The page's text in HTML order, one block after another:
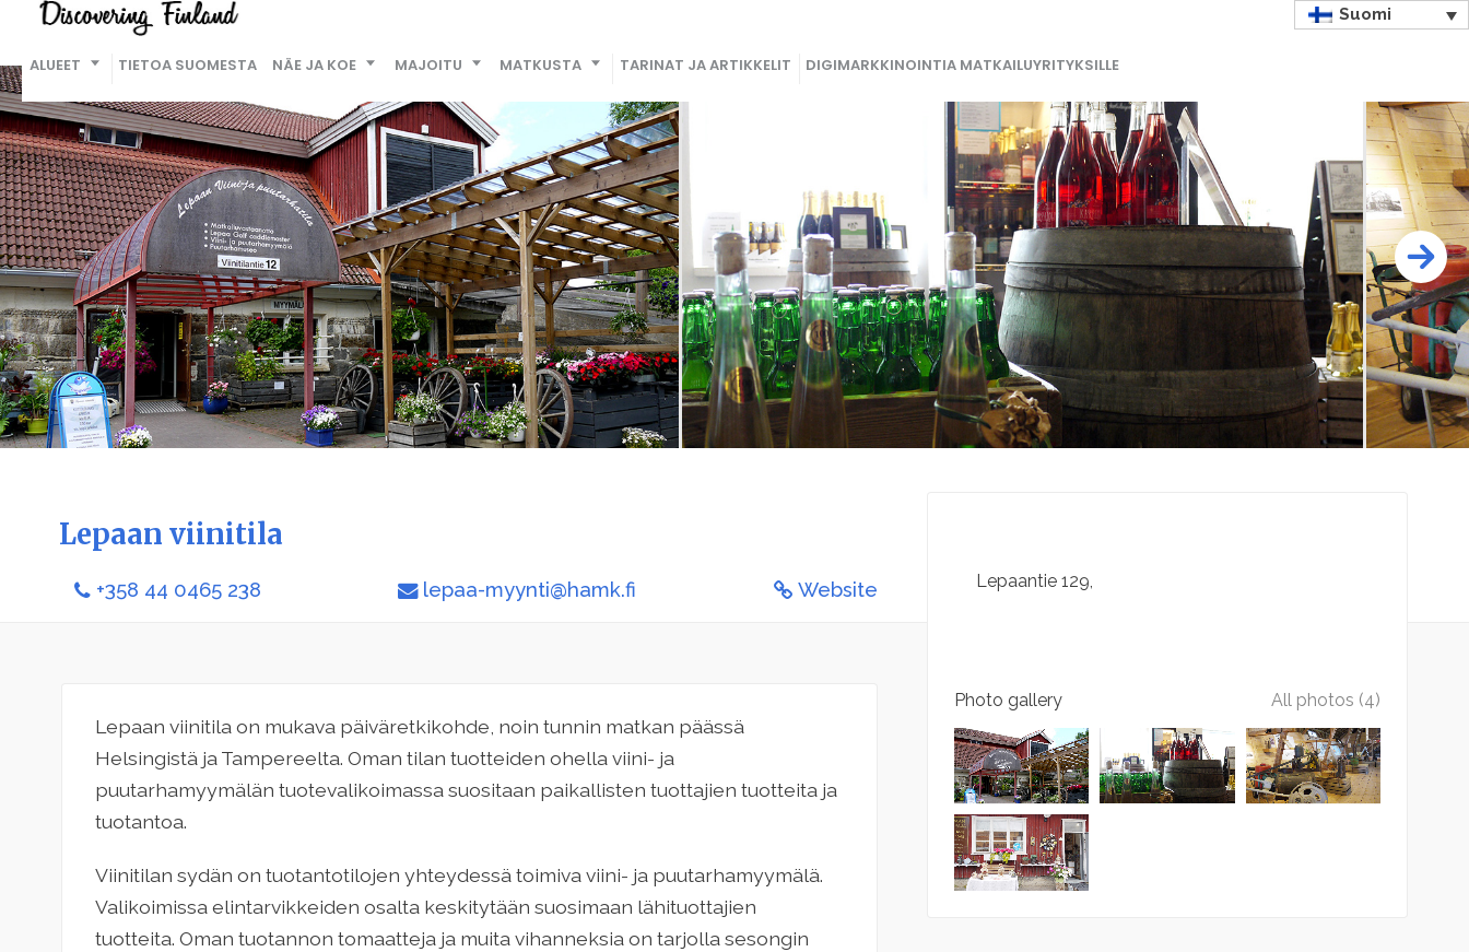
ALUEET TIETOA SUOMESTA NÄE JA KOE MAJOITU MATKUSTA TARINAT JA ARTIKKELIT DIGIMARKKINOINTIA MATKAILUYRITYKSILLE
Suomi
Lepaan viinitila
+358 44 0465 238 lepaa-myynti@hamk.fi Website
Lepaan viinitila on mukava päiväretkikohde, noin tunnin matkan päässä
Helsingistä ja Tampereelta. Oman tilan tuotteiden ohella viini- ja
puutarhamyymälän tuotevalikoimassa suositaan paikallisten tuottajien tuotteita ja
tuotantoa.
Viinitilan sydän on tuotantotilojen yhteydessä toimiva viini- ja puutarhamyymälä.
Valikoimissa elintarvikkeiden osalta keskitytään suosimaan lähituottajien
tuotteita. Oman tuotannon tomaatteja ja muita vihanneksia on tarjolla sesongin
Lepaantie 129
Photo gallery All photos (4)